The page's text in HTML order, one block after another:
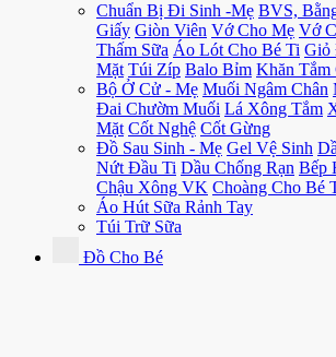
Chuẩn Bị Đi Sinh -Mẹ BVS,
Giấy Giòn Viên Vớ Cho Mẹ Vớ
Thấm Sữa Áo Lót Cho Bé Ti Giỏ
Mặt Túi Zíp Balo Bỉm Khăn Tắm
Bộ Ở Cử - Mẹ Muối Ngâm Chân
Đai Chườm Muối Lá Xông Tắm
Mặt Cốt Nghệ Cốt Gừng
Đồ Sau Sinh - Mẹ Gel Vệ Sinh
Nứt Đầu Ti Dầu Chống Rạn Bếp
Chậu Xông VK Choàng Cho Bé
Áo Hút Sữa Rảnh Tay
Túi Trữ Sữa
Đồ Cho Bé